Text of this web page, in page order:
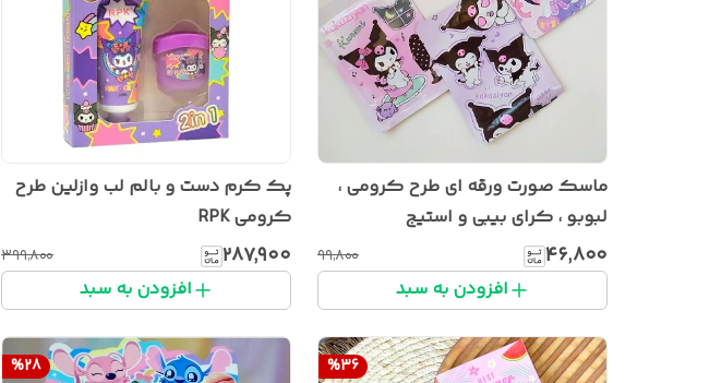
ماسک صورت ورقه ای طرح کرومی ،
لبوبو ، کرای بیبی و استیج
۴۶٬۸۰۰ ۹۹٬۸۰۰
افزودن به سبد
پک کرم دست و بالم لب وازلین طرح
کرومی RPK
۲۸۷٬۹۰۰ ۳۹۹٬۸۰۰
افزودن به سبد
%36
%28